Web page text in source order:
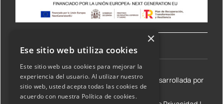
©2026 Transmisiones Lizarraga SL | Web desarrollada por
×
Ese sitio web utiliza cookies
Este sitio web usa cookies para mejorar la
experiencia del usuario. Al utilizar nuestro
sitio web, usted acepta todas las cookies de
acuerdo con nuestra Política de cookies.